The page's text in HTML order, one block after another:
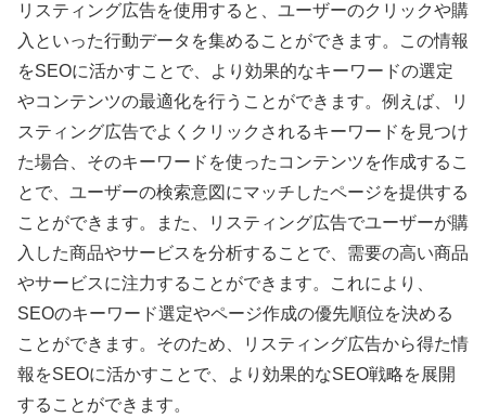
リスティング広告を使用すると、ユーザーのクリックや購
入といった行動データを集めることができます。この情報
をSEOに活かすことで、より効果的なキーワードの選定
やコンテンツの最適化を行うことができます。例えば、リ
スティング広告でよくクリックされるキーワードを見つけ
た場合、そのキーワードを使ったコンテンツを作成するこ
とで、ユーザーの検索意図にマッチしたページを提供する
ことができます。また、リスティング広告でユーザーが購
入した商品やサービスを分析することで、需要の高い商品
やサービスに注力することができます。これにより、
SEOのキーワード選定やページ作成の優先順位を決める
ことができます。そのため、リスティング広告から得た情
報をSEOに活かすことで、より効果的なSEO戦略を展開
することができます。